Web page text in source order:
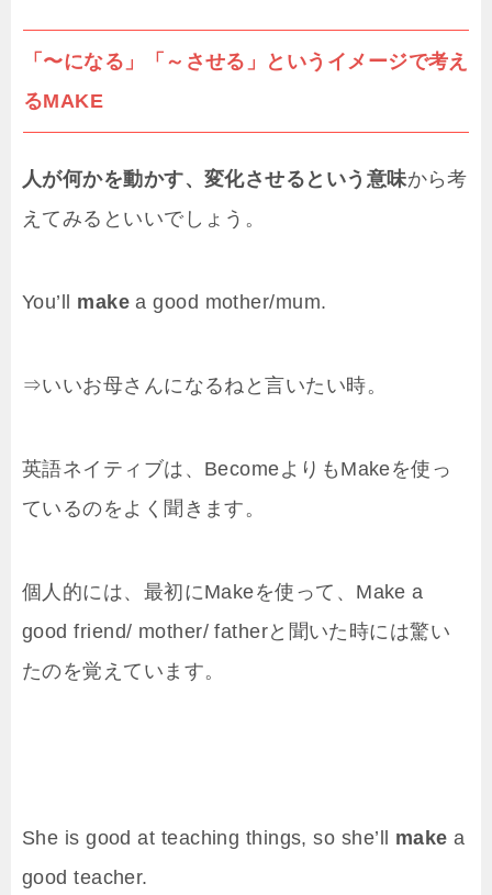
「〜になる」「～させる」というイメージで考え
るMAKE
人が何かを動かす、変化させるという意味から考
えてみるといいでしょう。
You’ll makea good mother/mum.
⇒いいお母さんになるねと言いたい時。
英語ネイティブは、BecomeよりもMakeを使っ
ているのをよく聞きます。
個人的には、最初にMakeを使って、Make a
good friend/ mother/ fatherと聞いた時には驚い
たのを覚えています。
She is good at teaching things, so she’ll make a
good teacher.